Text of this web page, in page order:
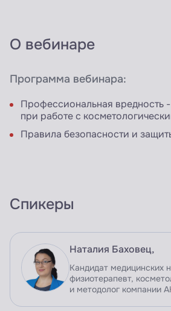
О вебинаре
Программа вебинара:
Профессиональная вредность
при работе с
Правила безопасности и
Спикеры
Наталия Баховец,
Кандидат медицинских
физиотерапевт,
и методолог компании